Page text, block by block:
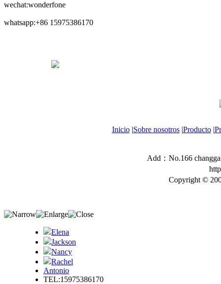
wechat:wonderfone
whatsapp:+86 15975386170
Inicio|Sobre nosotros|Producto|
Add：No.166
Copyright ©
Elena
Jackson
Nancy
Rachel
Antonio
TEL:15975386170